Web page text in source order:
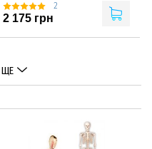
2
2 175 грн
ЩЕ